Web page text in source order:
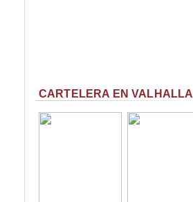
CARTELERA EN VALHALLA